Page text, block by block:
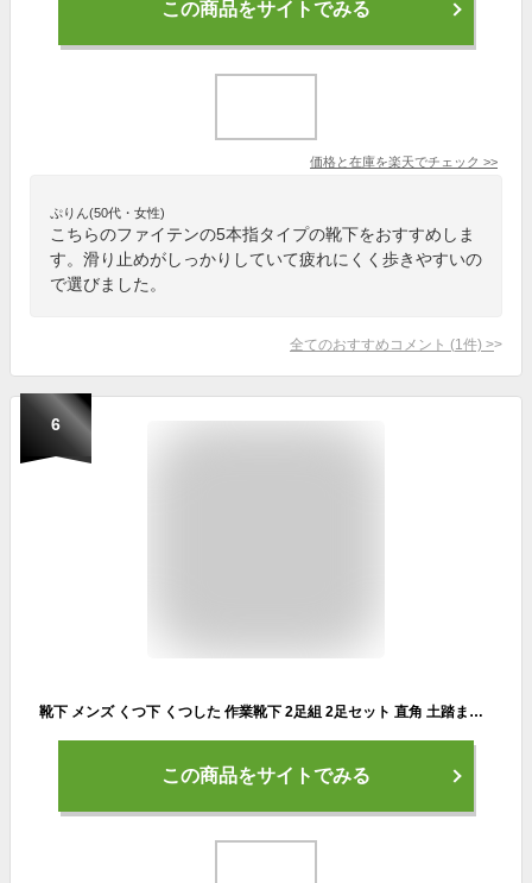
この商品をサイトでみる
価格と在庫を楽天でチェック >>
ぷりん(50代・女性)
こちらのファイテンの5本指タイプの靴下をおすすめしま
す。滑り止めがしっかりしていて疲れにくく歩きやすいの
で選びました。
全てのおすすめコメント (1 件) >
6
靴下 メンズ くつ下 くつした 作業靴下 2足組 2足セット 直角 土踏まず クルーソックス クルー丈 スポーツ ビジネス ニオイクリアR 90度クルー先丸2P GLADIATOR グラディエーター CO-COS コーコス信岡 G-8420
この商品をサイトでみる